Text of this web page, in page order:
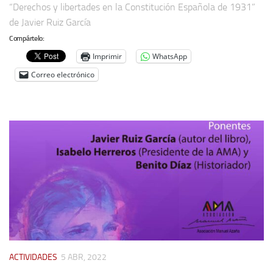
“Derechos y libertades en la Constitución Española de 1931”
de Javier Ruiz García
Compártelo:
Imprimir
WhatsApp
Correo electrónico
ACTIVIDADES 5 ABR, 2022